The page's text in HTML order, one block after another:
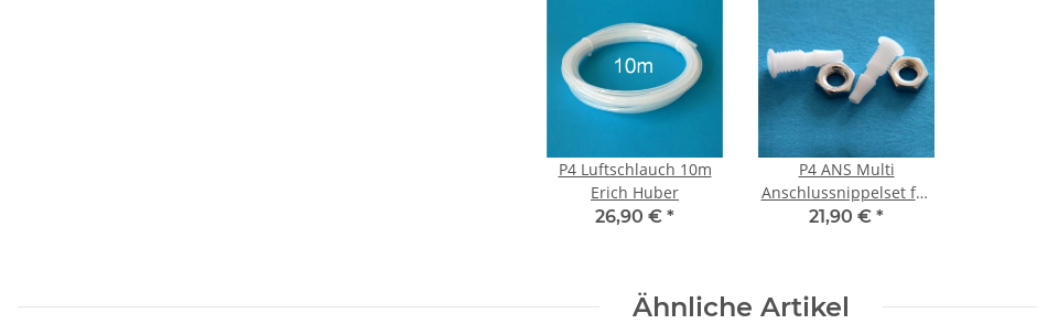
P4 Luftschlauch 10m
Erich Huber
26,90 € *
P4 ANS Multi
Anschlussnippelset für
Blinddeckel
21,90 € *
Ähnliche Artikel